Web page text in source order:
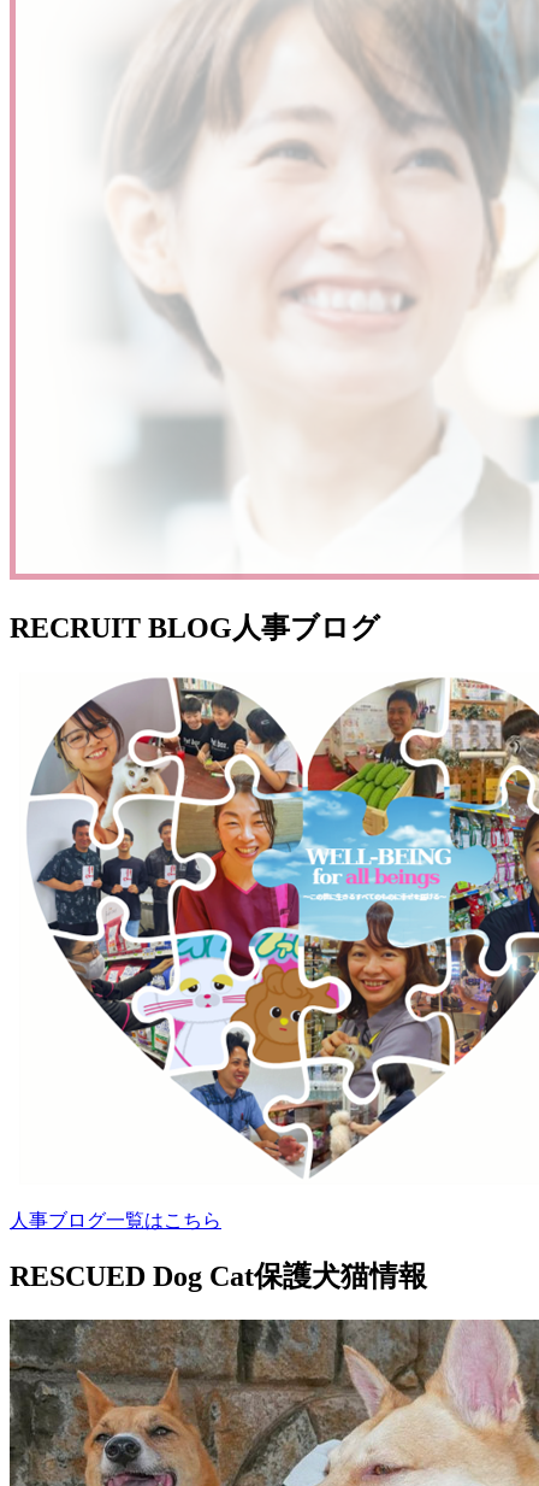
RECRUIT BLOG人事ブログ
人事ブログ一覧はこちら
RESCUED Dog Cat保護犬猫情報